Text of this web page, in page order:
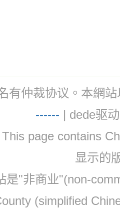
有仲裁协议。本網
------ | dede驱
page contains
显示的
是"非商业"(non-
(simplified